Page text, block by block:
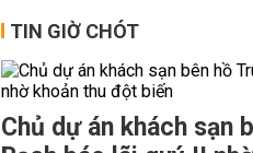
TIN GIỜ CHÓT
Chủ dự án khách sạn